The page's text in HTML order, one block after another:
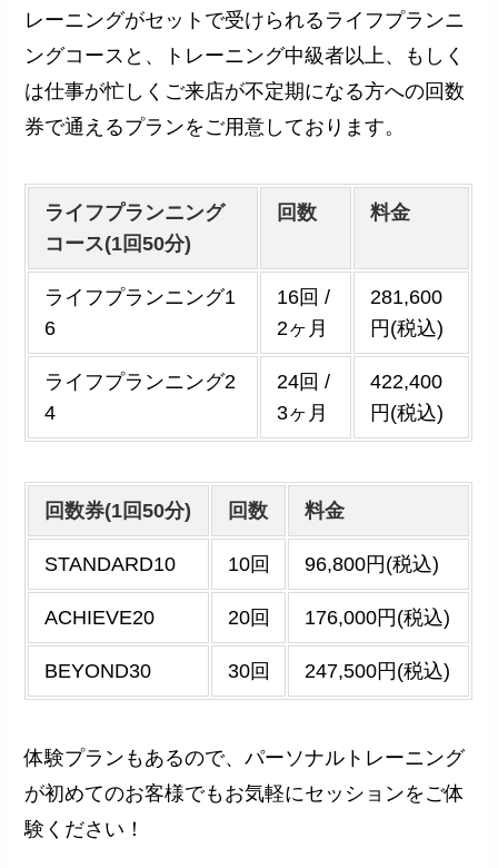
レーニングがセットで受けられるライフプランニ
ングコースと、トレーニング中級者以上、もしく
は仕事が忙しくご来店が不定期になる方への回数
券で通えるプランをご用意しております。
ライフプランニング
コース(1回50分)
回数 料金
ライフプランニング1
6
16回 /
2ヶ月
281,600
円(税込)
ライフプランニング2
4
24回 /
3ヶ月
422,400
円(税込)
回数券(1回50分) 回数 料金
STANDARD10 10回 96,800円(税込)
ACHIEVE20 20回 176,000円(税込)
BEYOND30 30回 247,500円(税込)
体験プランもあるので、パーソナルトレーニング
が初めてのお客様でもお気軽にセッションをご体
験ください！